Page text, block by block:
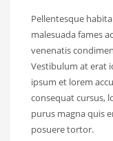
Pellentesque
malesuada fames
venenatis
Vestibulum at erat
ipsum et lorem
consequat cursus,
purus magna quis
posuere tortor.